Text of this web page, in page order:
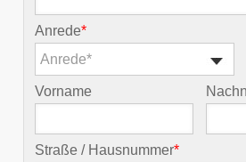
Anrede*
Anrede*
Vorname
Straße / Hausnummer*